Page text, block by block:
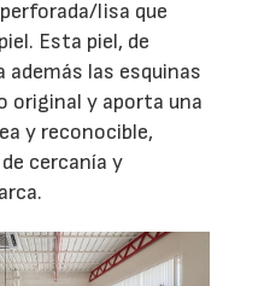
lisa que
Esta piel, de
además las esquinas
original y aporta una
y reconocible,
cercanía y